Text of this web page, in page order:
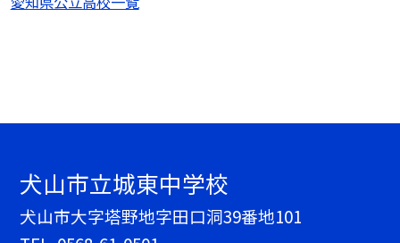
犬山市立城東中学校
犬山市大字塔野地字田口洞39番地101